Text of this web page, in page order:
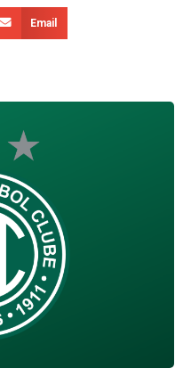
Email